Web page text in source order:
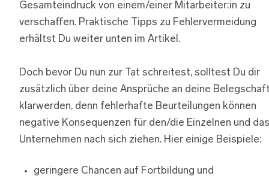
Gesamteindruck von einem/einer Mitarbeiter:in zu
verschaffen. Praktische Tipps zu Fehlervermeidung
erhältst Du weiter unten im Artikel.
Doch bevor Du nun zur Tat schreitest, solltest Du dir
zusätzlich über deine Ansprüche an deine
klarwerden, denn fehlerhafte Beurteilungen können
negative Konsequenzen für den/die Einzelnen und das
Unternehmen nach sich ziehen. Hier einige Beispiele:
geringere Chancen auf Fortbildung und